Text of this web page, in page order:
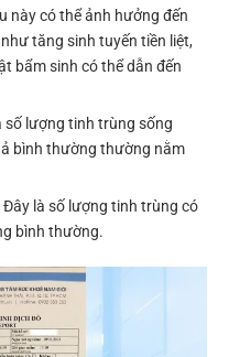
này có thể ảnh hưởng đến
tăng sinh tuyến tiền liệt,
bẩm sinh có thể dẫn đến
số lượng tinh trùng sống
bình thường thường nằm
Đây là số lượng tinh trùng có
bình thường.